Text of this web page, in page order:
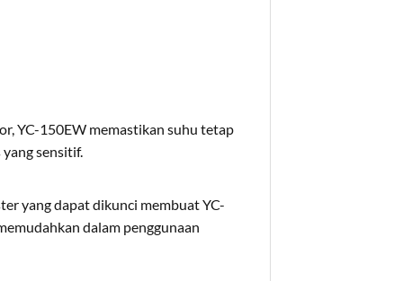
YC-150EW memastikan suhu tetap
sensitif.
yang dapat dikunci membuat YC-
dalam penggunaan